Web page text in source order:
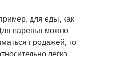
для еды, как
варенья можно
продажей, то
легко